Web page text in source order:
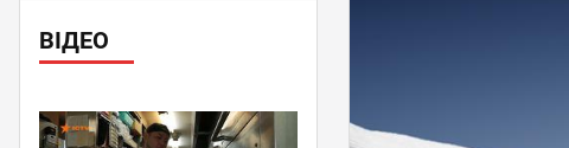
ВІДЕО